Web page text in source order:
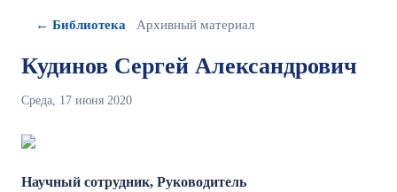
← Библиотека Архивный материал
Кудинов Сергей Александрович
Среда, 17 июня 2020
Научный сотрудник, Руководитель